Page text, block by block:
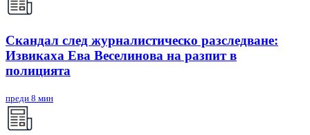
Скандал след журналистическо разследване:
Извикаха Ева Веселинова на разпит в
полицията
преди 8 мин